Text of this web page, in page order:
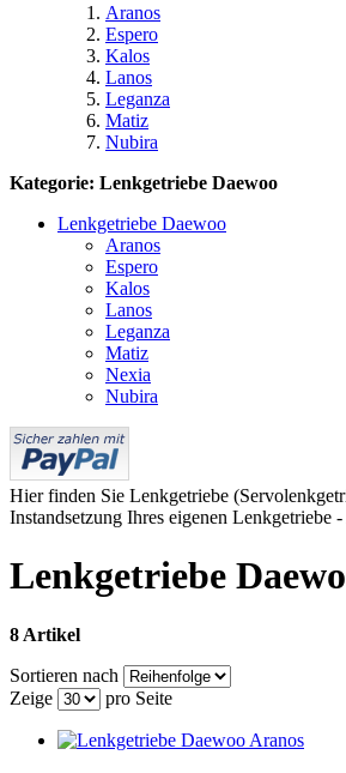
Aranos
Espero
Kalos
Lanos
Leganza
Matiz
Nubira
Kategorie: Lenkgetriebe Daewoo
Lenkgetriebe Daewoo
Aranos
Espero
Kalos
Lanos
Leganza
Matiz
Nexia
Nubira
Hier finden Sie Lenkgetriebe
Instandsetzung Ihres eigenen
Lenkgetriebe
8 Artikel
Sortieren nach
Zeige
pro Seite